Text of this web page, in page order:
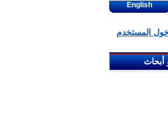
English
المستخدم
أبحاث